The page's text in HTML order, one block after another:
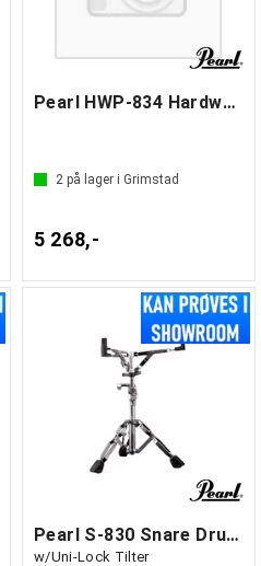
Pearl HWP-834 Hardwarepakke
2 på lager i Grimstad
5 268,-
Pearl S-830 Snare Drum Stand
w/Uni-Lock Tilter